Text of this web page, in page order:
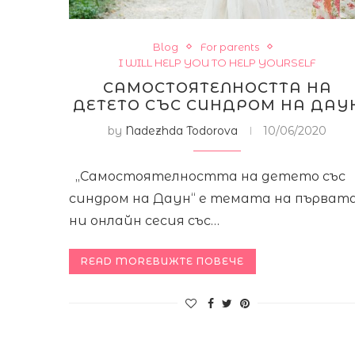
Blog
For parents
I WILL HELP YOU TO HELP YOURSELF
САМОСТОЯТЕЛНОСТТА НА
ДЕТЕТО СЪС СИНДРОМ НА
by Nadezhda Todorova 10/06/2020
„Самостоятелността на детето със
синдром на Даун“ е темата на
ни онлайн сесия със…
READ MOREВИЖТЕ ПОВЕЧЕ